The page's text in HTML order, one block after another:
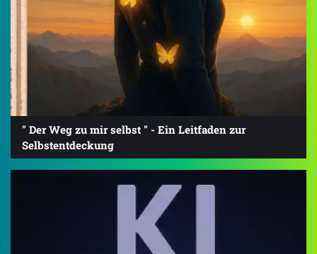
" Der Weg zu mir selbst " - Ein Leitfaden zur
Selbstentdeckung